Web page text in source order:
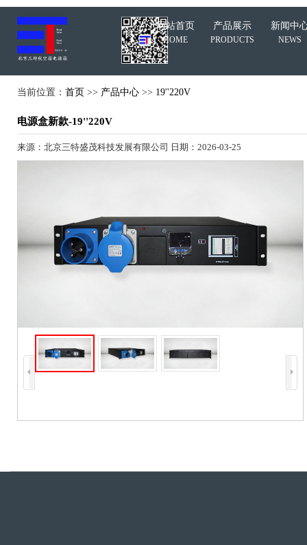
网站首页
HOME
产品展示
PRODUCTS
新闻中
NEWS
当前位置： 首页 >> 产品中心>> 19''220V
电源盒新款-19''220V
来源：北京三特盛茂科技发展有限公司 日期：2026-03-25